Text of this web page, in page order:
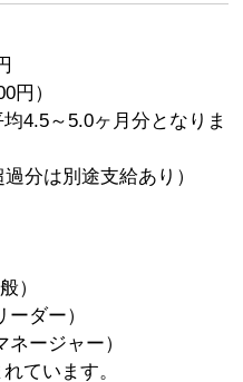
円）
4.5～5.0ヶ月分となりま
分は別途支給あり）
）
ダー）
ージャー）
ています。